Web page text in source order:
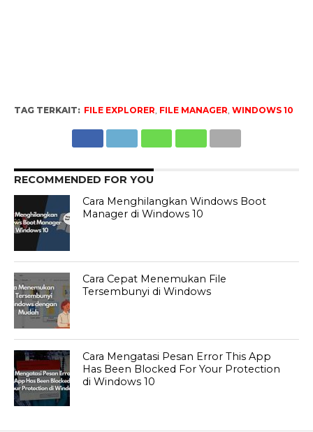
TAG TERKAIT: FILE EXPLORER FILE MANAGER WINDOWS 10
RECOMMENDED FOR YOU
Cara Menghilangkan Windows Boot
Manager di Windows 10
Cara Cepat Menemukan File
Tersembunyi di Windows
Cara Mengatasi Pesan Error This App
Has Been Blocked For Your Protection
di Windows 10